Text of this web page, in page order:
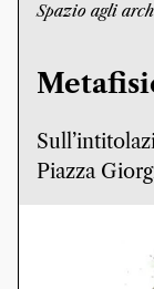
Spazio agli
Piazza